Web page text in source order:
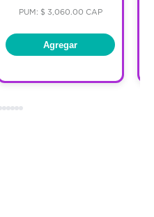
PUM: $ 3,060.00 CAP
Agregar